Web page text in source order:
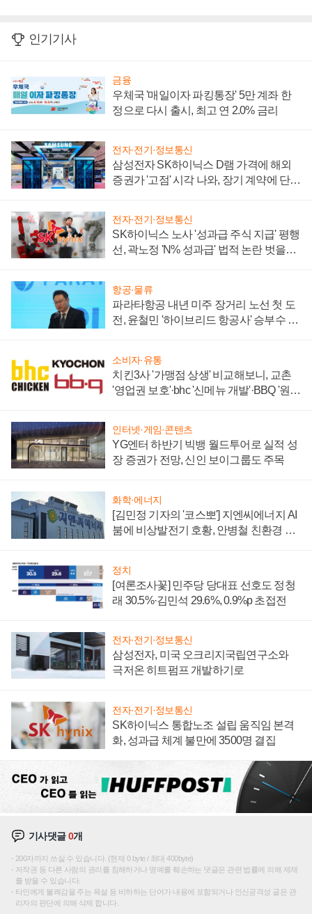
인기기사
금융
우체국 '매일이자 파킹통장' 5만 계좌 한
정으로 다시 출시, 최고 연 2.0% 금리
전자·전기·정보통신
삼성전자 SK하이닉스 D램 가격에 해외
증권가 '고점' 시각 나와, 장기 계약에 단점
전자·전기·정보통신
SK하이닉스 노사 '성과급 주식 지급' 평행
선, 곽노정 'N% 성과급' 법적 논란 벗을지
항공·물류
파라타항공 내년 미주 장거리 노선 첫 도
전, 윤철민 '하이브리드 항공사' 승부수 통
소비자·유통
치킨3사 '가맹점 상생' 비교해보니, 교촌
'영업권 보호'·bhc '신메뉴 개발'·BBQ '원가
인터넷·게임·콘텐츠
YG엔터 하반기 빅뱅 월드투어로 실적 성
장 증권가 전망, 신인 보이그룹도 주목
화학·에너지
[김민정 기자의 '코스뽀'] 지엔씨에너지 AI
붐에 비상발전기 호황, 안병철 친환경 에
정치
[여론조사꽃] 민주당 당대표 선호도 정청
래 30.5%·김민석 29.6%, 0.9%p 초접전
전자·전기·정보통신
삼성전자, 미국 오크리지국립연구소와
극저온 히트펌프 개발하기로
전자·전기·정보통신
SK하이닉스 통합노조 설립 움직임 본격
화, 성과급 체계 불만에 3500명 결집
기사댓글0개
200자까지 쓰실 수 있습니다. (현재 0 byte / 최대 400byte)
저작권 등 다른 사람의 권리를 침해하거나 명예를 훼손하는 댓글은 관련 법률에 의해 제재
를 받을 수 있습니다.
타인에게 불쾌감을 주는 욕설 등 비하하는 단어가 내용에 포함되거나 인신공격성 글은 관
리자의 판단에 의해 삭제 합니다.